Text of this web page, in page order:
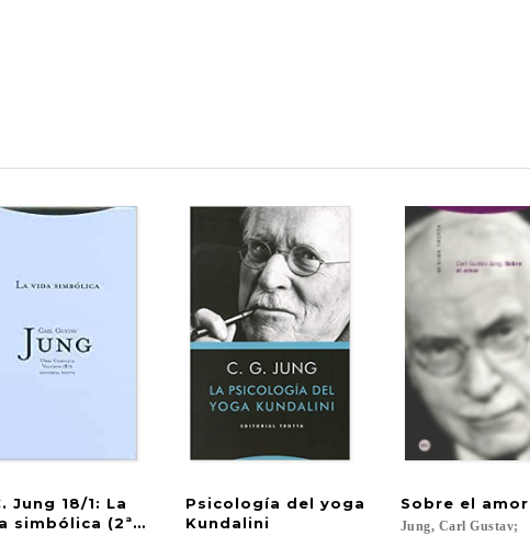
(2ªed)®
Jung 18/1: La
simbólica (2ªed)
Psicología del yoga
Kundalini
Sobre el amor
Jung, Carl Gustav;